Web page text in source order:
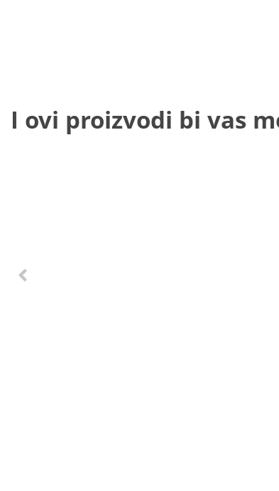
I ovi proizvodi bi vas